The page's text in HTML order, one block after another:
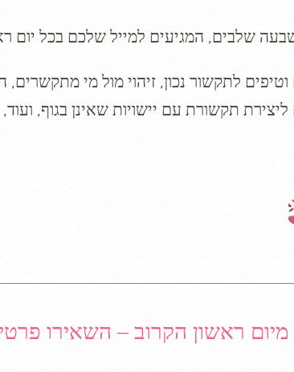
לתקשור נכון, זיהוי מול מי מתקשרים,
ראשון הקרוב – השאירו